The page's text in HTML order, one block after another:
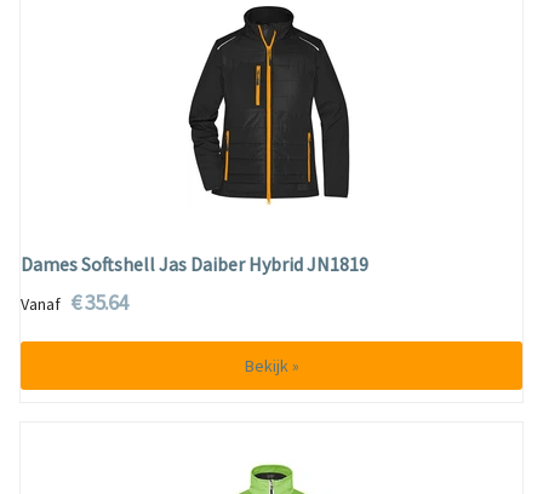
Dames Softshell Jas Daiber Hybrid JN1819
Vanaf € 35.64
Bekijk »